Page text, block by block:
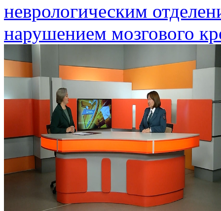
неврологическим
нарушением мозгового